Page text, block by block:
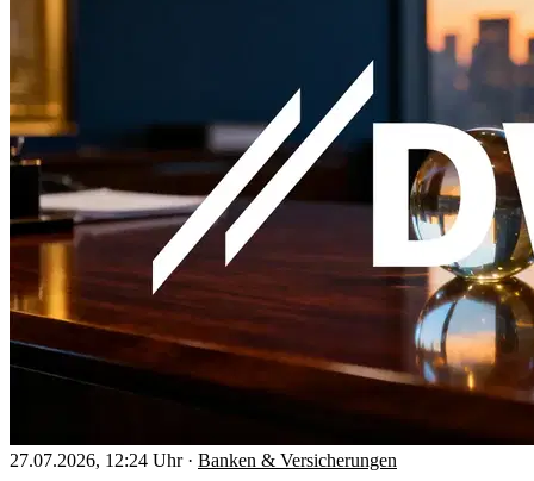
27.07.2026, 12:24 Uhr · Banken & Versicherungen